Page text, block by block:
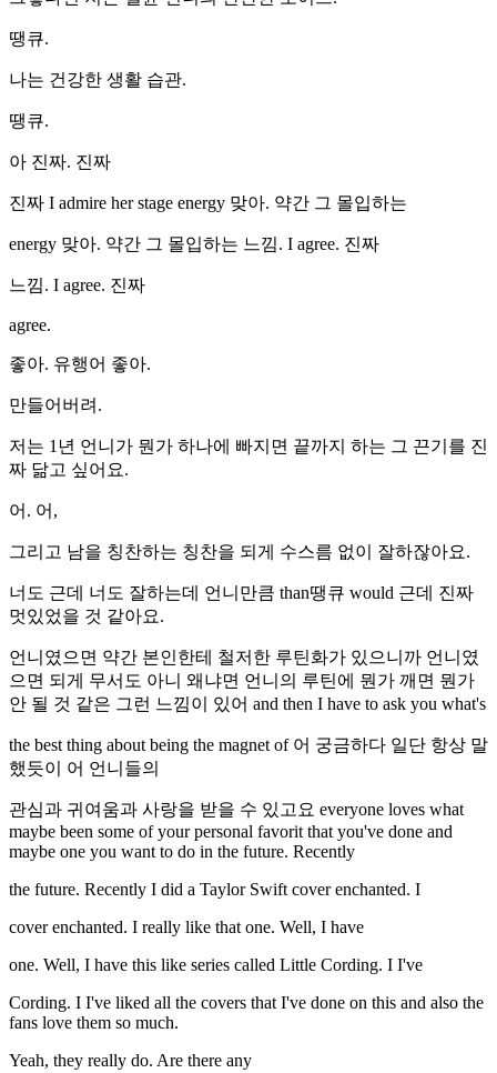
땡큐.
나는 건강한 생활 습관.
땡큐.
아 진짜. 진짜
진짜 I admire her stage energy 맞아. 약간 그 몰입하는
energy 맞아. 약간 그 몰입하는 느낌. I agree. 진짜
느낌. I agree. 진짜
agree.
좋아. 유행어 좋아.
만들어버려.
저는 1년 언니가 뭔가 하나에 빠지면 끝까지 하는 그 끈기를 진
짜 닮고 싶어요.
어. 어,
그리고 남을 칭찬하는 칭찬을 되게 수스름 없이 잘하잖아요.
너도 근데 너도 잘하는데 언니만큼 than땡큐 would 근데 진짜
멋있었을 것 같아요.
언니였으면 약간 본인한테 철저한 루틴화가 있으니까 언니였
으면 되게 무서도 아니 왜냐면 언니의 루틴에 뭔가 깨면 뭔가
안 될 것 같은 그런 느낌이 있어 and then I have to ask you what's
the best thing about being the magnet of 어 궁금하다 일단 항상 말
했듯이 어 언니들의
관심과 귀여움과 사랑을 받을 수 있고요 everyone loves what
maybe been some of your personal favorit that you've done and
maybe one you want to do in the future. Recently
the future. Recently I did a Taylor Swift cover enchanted. I
cover enchanted. I really like that one. Well, I have
one. Well, I have this like series called Little Cording. I I've
Cording. I I've liked all the covers that I've done on this and also the
fans love them so much.
Yeah, they really do. Are there any